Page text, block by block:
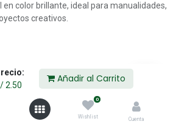
2.50
Añadir al Carrito
0
Wishlist Cuenta
en color brillante, ideal para manualidades,
creativos.
Añadir al Carrito
deseos